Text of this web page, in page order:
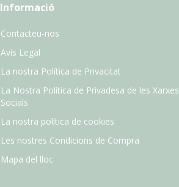
Informació
Contacteu-nos
Avís Legal
La nostra Política de Privacitat
La Nostra Política de Privadesa de les Xarxes
Socials
La nostra política de cookies
Les nostres Condicions de Compra
Mapa del lloc